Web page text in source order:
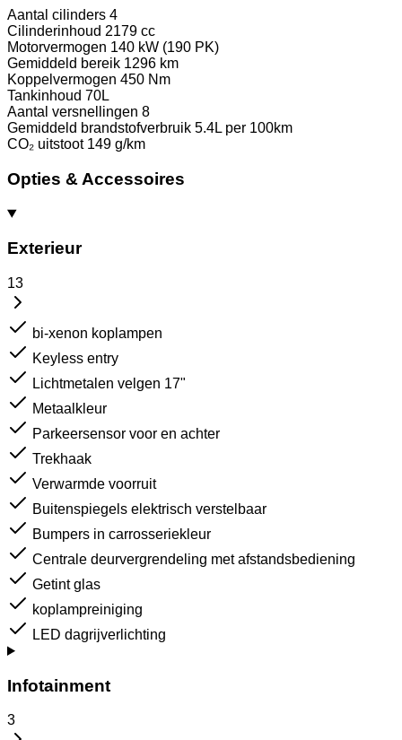
Aantal cilinders 4
Cilinderinhoud 2179 cc
Motorvermogen 140 kW (190 PK)
Gemiddeld bereik 1296 km
Koppelvermogen 450 Nm
Tankinhoud 70L
Aantal versnellingen 8
Gemiddeld brandstofverbruik 5.4L per 100km
CO₂ uitstoot 149 g/km
Opties & Accessoires
Exterieur
13
bi-xenon koplampen
Keyless entry
Lichtmetalen velgen 17"
Metaalkleur
Parkeersensor voor en achter
Trekhaak
Verwarmde voorruit
Buitenspiegels elektrisch verstelbaar
Bumpers in carrosseriekleur
Centrale deurvergrendeling met afstandsbediening
Getint glas
koplampreiniging
LED dagrijverlichting
Infotainment
3